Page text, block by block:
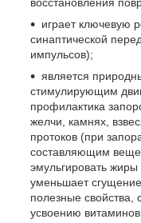
восстановления
играет ключевую
синаптической
импульсов);
является
стимулирующим
профилактика
желчи, камнях,
протоков (при
составляющим
эмульгировать
уменьшает
полезные свойства,
усвоению